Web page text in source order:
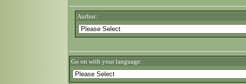
Author:
Go on with your language: